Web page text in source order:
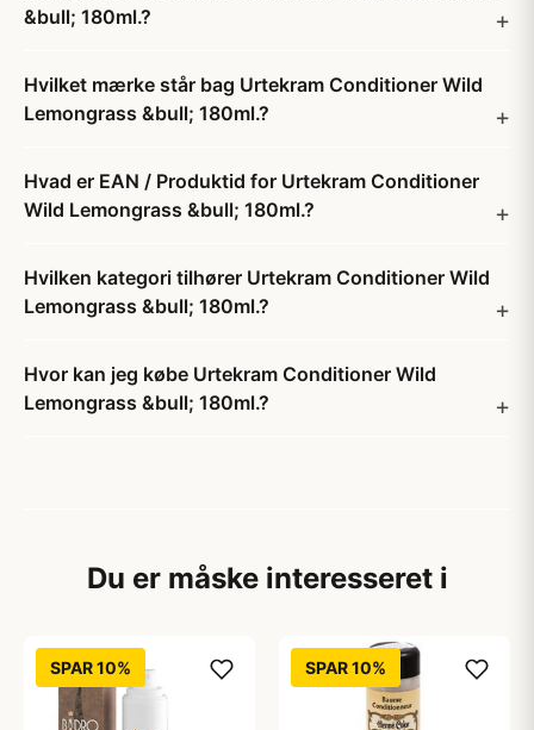
&bull; 180ml.?
Hvilket mærke står bag Urtekram Conditioner Wild
Lemongrass &bull; 180ml.?
Hvad er EAN / Produktid for Urtekram Conditioner
Wild Lemongrass &bull; 180ml.?
Hvilken kategori tilhører Urtekram Conditioner Wild
Lemongrass &bull; 180ml.?
Hvor kan jeg købe Urtekram Conditioner Wild
Lemongrass &bull; 180ml.?
Du er måske interesseret i
SPAR 10% SPAR 10%